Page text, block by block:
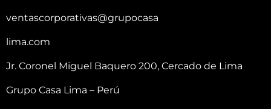
ventascorporativas@grupocasa
lima.com
Jr. Coronel Miguel Baquero 200, Cercado de Lima
Grupo Casa Lima – Perú